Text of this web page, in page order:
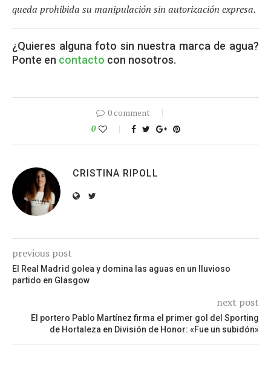
queda prohibida su manipulación sin autorización expresa.
¿Quieres alguna foto sin nuestra marca de agua?
Ponte en contacto con nosotros.
0 comment
0
CRISTINA RIPOLL
previous post
El Real Madrid golea y domina las aguas en un lluvioso
partido en Glasgow
next post
El portero Pablo Martínez firma el primer gol del Sporting
de Hortaleza en División de Honor: «Fue un subidón»